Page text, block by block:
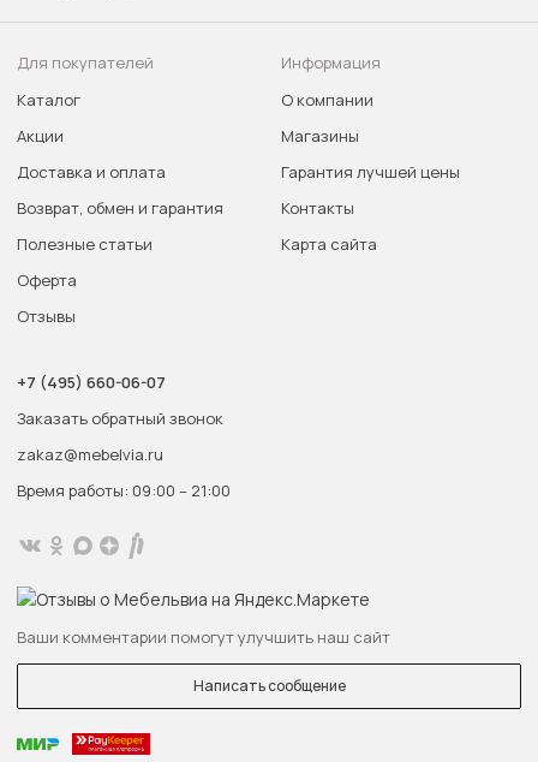
Для покупателей
Каталог
Акции
Доставка и оплата
Возврат, обмен и гарантия
Полезные статьи
Оферта
Отзывы
Информация
О компании
Магазины
Гарантия лучшей цены
Контакты
Карта сайта
+7 (495) 660-06-07
Заказать обратный звонок
zakaz@mebelvia.ru
Время работы: 09:00 – 21:00
Ваши комментарии помогут улучшить наш сайт
Написать сообщение